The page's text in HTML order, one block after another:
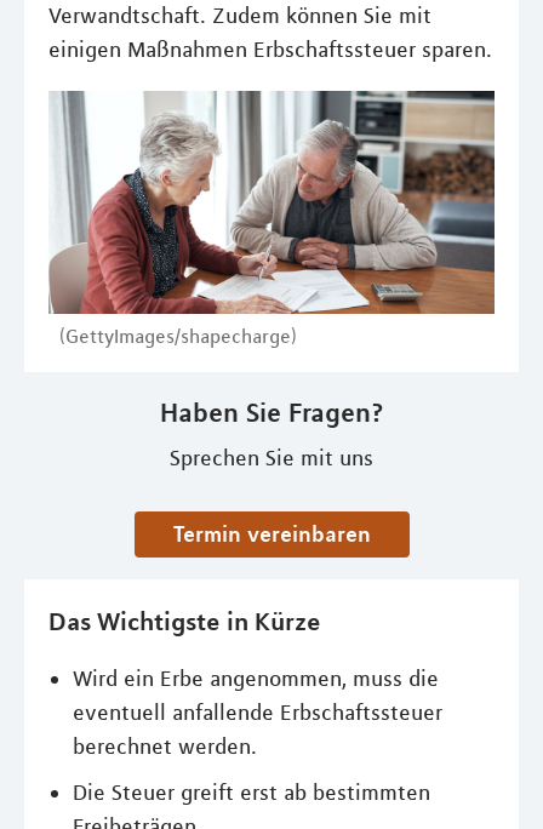
Verwandtschaft. Zudem können Sie mit
einigen Maßnahmen Erbschaftssteuer sparen.
(GettyImages/shapecharge)
Haben Sie Fragen?
Sprechen Sie mit uns
Termin vereinbaren
Das Wichtigste in Kürze
Wird ein Erbe angenommen, muss die
eventuell anfallende Erbschaftssteuer
berechnet werden.
Die Steuer greift erst ab bestimmten